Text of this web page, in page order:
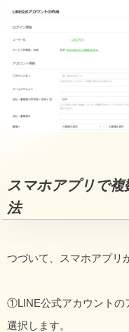
スマホアプリで
法
つづいて、スマホアプリ
①LINE公式アカウントの
選択します。